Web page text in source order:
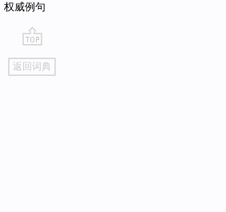
权威例句
go
top
返回词典